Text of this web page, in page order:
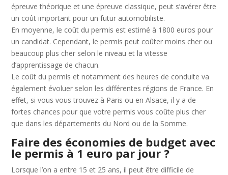
épreuve théorique et une épreuve classique, peut s’avérer être
un coût important pour un futur automobiliste.
En moyenne, le coût du permis est estimé à 1800 euros pour
un candidat. Cependant, le permis peut coûter moins cher ou
beaucoup plus cher selon le niveau et la vitesse
d’apprentissage de chacun.
Le coût du permis et notamment des heures de conduite va
également évoluer selon les différentes régions de France. En
effet, si vous vous trouvez à Paris ou en Alsace, il y a de
fortes chances pour que votre permis vous coûte plus cher
que dans les départements du Nord ou de la Somme.
Faire des économies de budget avec
le permis à 1 euro par jour ?
Lorsque l’on a entre 15 et 25 ans, il peut être difficile de